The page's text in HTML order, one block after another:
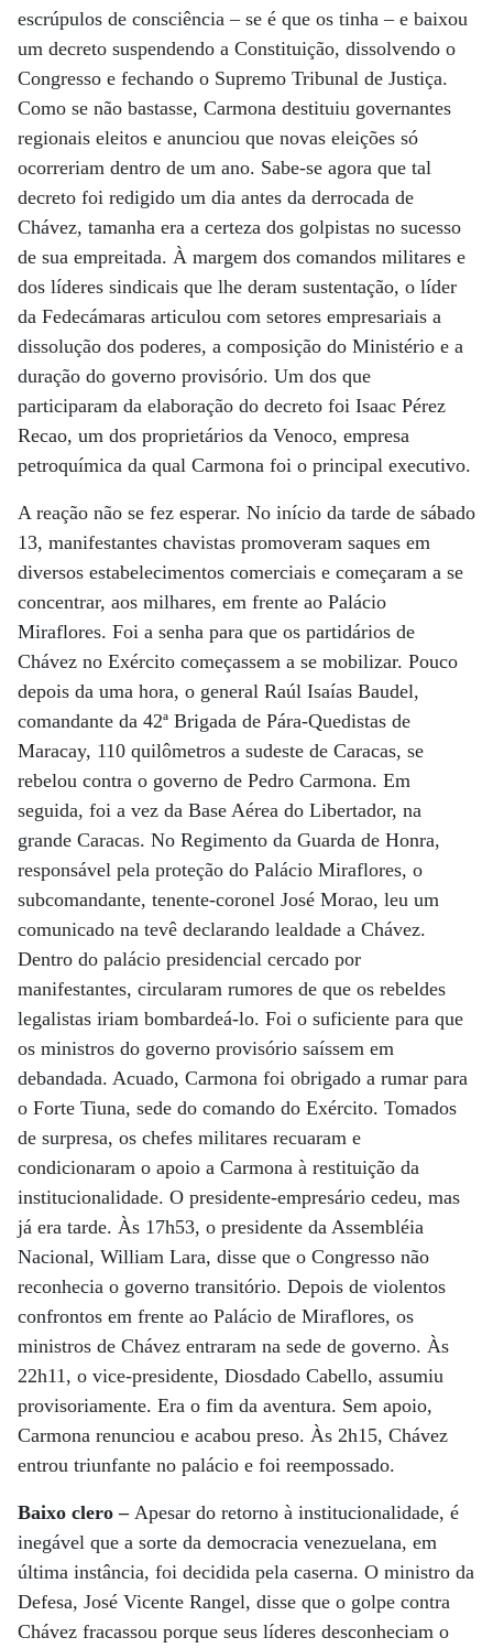
escrúpulos de consciência – se é que os tinha – e baixou
um decreto suspendendo a Constituição, dissolvendo o
Congresso e fechando o Supremo Tribunal de Justiça.
Como se não bastasse, Carmona destituiu governantes
regionais eleitos e anunciou que novas eleições só
ocorreriam dentro de um ano. Sabe-se agora que tal
decreto foi redigido um dia antes da derrocada de
Chávez, tamanha era a certeza dos golpistas no sucesso
de sua empreitada. À margem dos comandos militares e
dos líderes sindicais que lhe deram sustentação, o líder
da Fedecámaras articulou com setores empresariais a
dissolução dos poderes, a composição do Ministério e a
duração do governo provisório. Um dos que
participaram da elaboração do decreto foi Isaac Pérez
Recao, um dos proprietários da Venoco, empresa
petroquímica da qual Carmona foi o principal executivo.
A reação não se fez esperar. No início da tarde de sábado
13, manifestantes chavistas promoveram saques em
diversos estabelecimentos comerciais e começaram a se
concentrar, aos milhares, em frente ao Palácio
Miraflores. Foi a senha para que os partidários de
Chávez no Exército começassem a se mobilizar. Pouco
depois da uma hora, o general Raúl Isaías Baudel,
comandante da 42ª Brigada de Pára-Quedistas de
Maracay, 110 quilômetros a sudeste de Caracas, se
rebelou contra o governo de Pedro Carmona. Em
seguida, foi a vez da Base Aérea do Libertador, na
grande Caracas. No Regimento da Guarda de Honra,
responsável pela proteção do Palácio Miraflores, o
subcomandante, tenente-coronel José Morao, leu um
comunicado na tevê declarando lealdade a Chávez.
Dentro do palácio presidencial cercado por
manifestantes, circularam rumores de que os rebeldes
legalistas iriam bombardeá-lo. Foi o suficiente para que
os ministros do governo provisório saíssem em
debandada. Acuado, Carmona foi obrigado a rumar para
o Forte Tiuna, sede do comando do Exército. Tomados
de surpresa, os chefes militares recuaram e
condicionaram o apoio a Carmona à restituição da
institucionalidade. O presidente-empresário cedeu, mas
já era tarde. Às 17h53, o presidente da Assembléia
Nacional, William Lara, disse que o Congresso não
reconhecia o governo transitório. Depois de violentos
confrontos em frente ao Palácio de Miraflores, os
ministros de Chávez entraram na sede de governo. Às
22h11, o vice-presidente, Diosdado Cabello, assumiu
provisoriamente. Era o fim da aventura. Sem apoio,
Carmona renunciou e acabou preso. Às 2h15, Chávez
entrou triunfante no palácio e foi reempossado.
Baixo clero – Apesar do retorno à institucionalidade, é
inegável que a sorte da democracia venezuelana, em
última instância, foi decidida pela caserna. O ministro da
Defesa, José Vicente Rangel, disse que o golpe contra
Chávez fracassou porque seus líderes desconheciam o